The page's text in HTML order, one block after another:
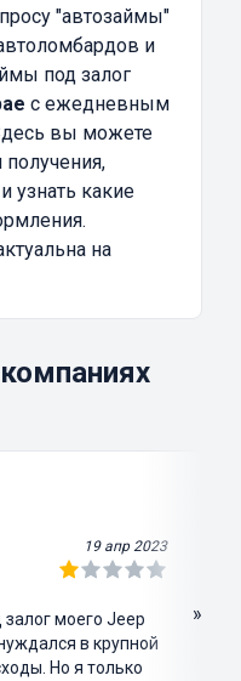
"автозаймы"
и
под залог
с ежедневным
вы можете
узнать какие
на
19 апр 2023
моего Jeep
в крупной
Но я только
»